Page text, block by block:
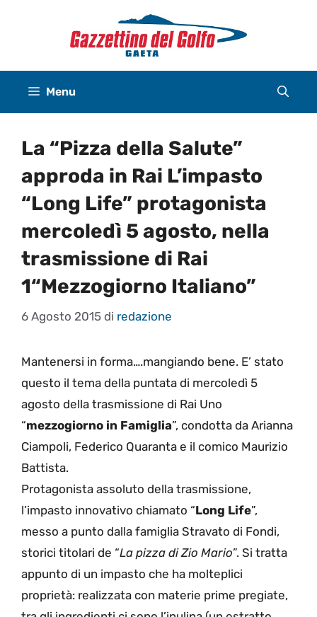
Menu
La “Pizza della Salute”
approda in Rai L’impasto
“Long Life” protagonista
mercoledì 5 agosto, nella
trasmissione di Rai
1“Mezzogiorno Italiano”
6 Agosto 2015 di redazione
Mantenersi in forma….mangiando bene. E’ stato
questo il tema della puntata di mercoledì 5
agosto della trasmissione di Rai Uno
“mezzogiorno in Famiglia”, condotta da Arianna
Ciampoli, Federico Quaranta e il comico Maurizio
Battista.
Protagonista assoluto della trasmissione,
l’impasto innovativo chiamato “Long Life”,
messo a punto dalla famiglia Stravato di Fondi,
storici titolari de “La pizza di Zio Mario”. Si tratta
appunto di un impasto che ha molteplici
proprietà: realizzata con materie prime pregiate,